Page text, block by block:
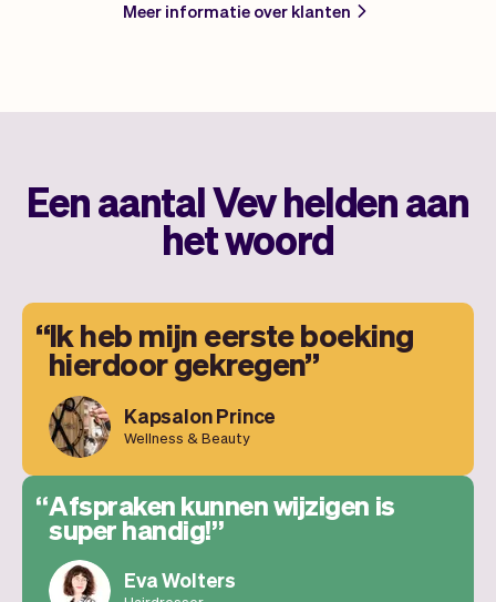
Meer informatie over klanten
Een aantal Vev helden aan
het woord
Ik heb mijn eerste boeking
hierdoor gekregen
Kapsalon Prince
Wellness & Beauty
Afspraken kunnen wijzigen is
super handig!
Eva Wolters